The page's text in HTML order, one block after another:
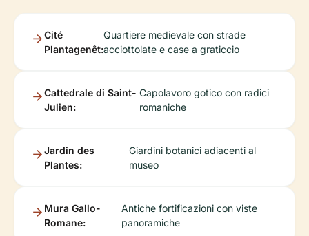
Cité
Plantagenêt:
Quartiere medievale con strade
acciottolate e case a graticcio
Cattedrale di Saint-
Julien:
Capolavoro gotico con radici
romaniche
Jardin des
Plantes:
Giardini botanici adiacenti al
museo
Mura Gallo-
Romane:
Antiche fortificazioni con viste
panoramiche